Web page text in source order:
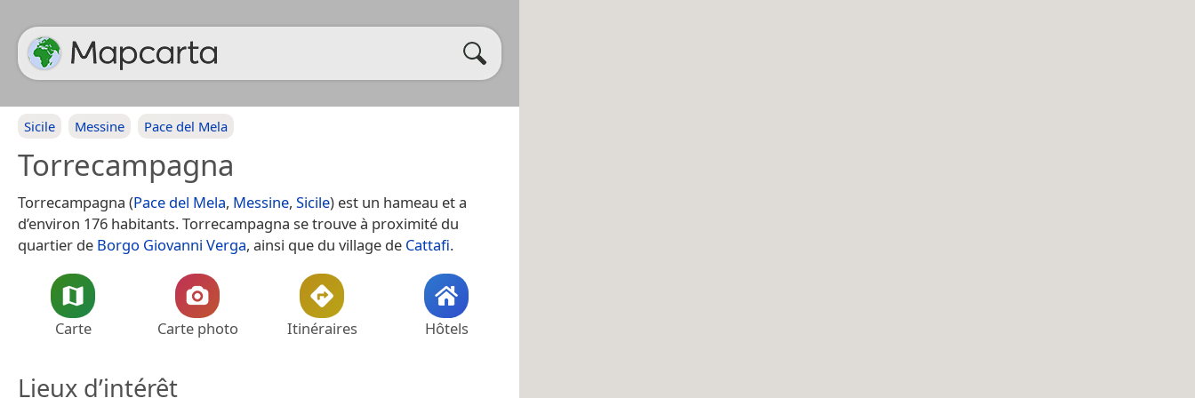
Sicile Messine Pace del Mela
Torrecampagna
Torrecampagna (Pace del Mela, Messine, Sicile) est un hameau et a
d’environ 176 habitants. Torrecampagna se trouve à proximité du
quartier de Borgo Giovanni Verga, ainsi que du village de Cattafi.
Carte Carte photo Itinéraires Hôtels
Lieux d’intérêt